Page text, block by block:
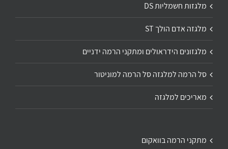
מלגזות חשמליות DS
מלגזה אדם הולך ST
מלגזונים הידראולים ומתקני הרמה ידניים
סל הרמה למלגזה סל הרמה למוניטור
מאריכים למלגזה
מתקני הרמה בוואקום